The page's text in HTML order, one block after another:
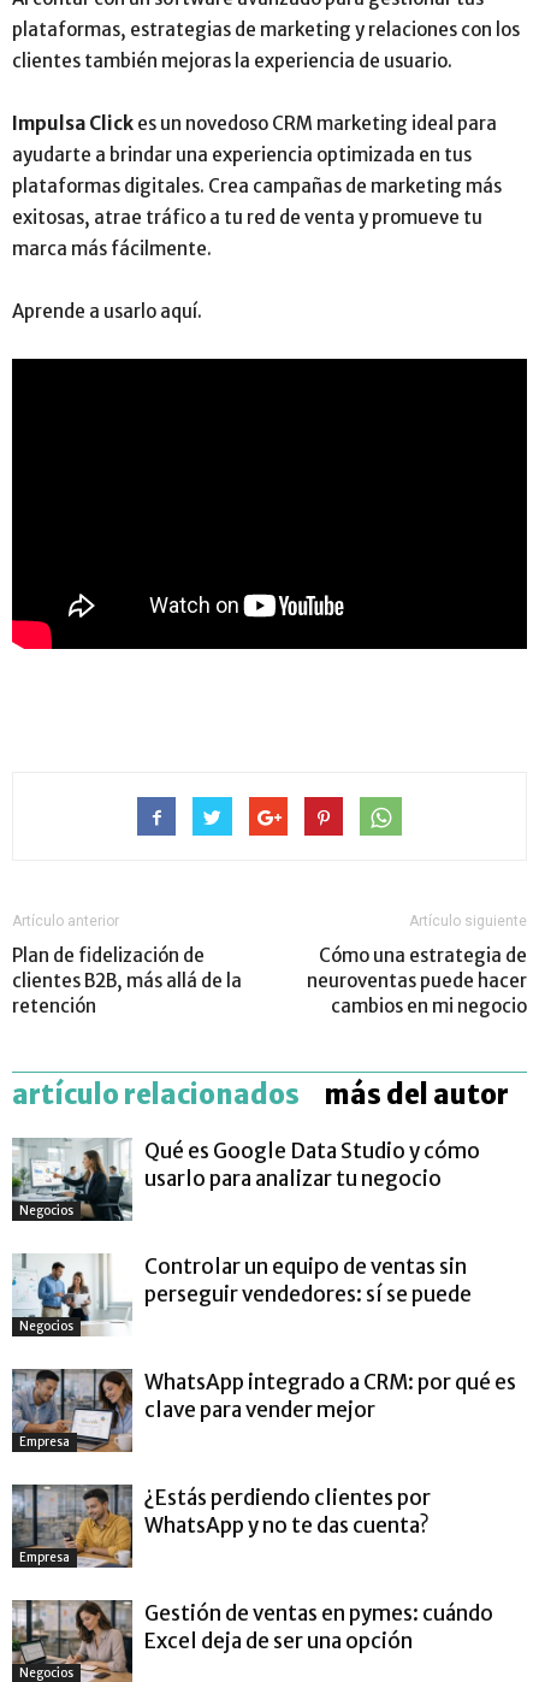
plataformas, estrategias de marketing y relaciones con los
clientes también mejoras la experiencia de usuario.
Impulsa Click es un novedoso CRM marketing ideal para
ayudarte a brindar una experiencia optimizada en tus
plataformas digitales. Crea campañas de marketing más
exitosas, atrae tráfico a tu red de venta y promueve tu
marca más fácilmente.
Aprende a usarlo aquí.
Artículo anterior
Plan de fidelización de
clientes B2B, más allá de la
retención
Artículo siguiente
Cómo una estrategia de
neuroventas puede hacer
cambios en mi negocio
artículo relacionados más del autor
Negocios
Qué es Google Data Studio y cómo
usarlo para analizar tu negocio
Negocios
Controlar un equipo de ventas sin
perseguir vendedores: sí se puede
Empresa
WhatsApp integrado a CRM: por qué es
clave para vender mejor
Empresa
¿Estás perdiendo clientes por
WhatsApp y no te das cuenta?
Negocios
Gestión de ventas en pymes: cuándo
Excel deja de ser una opción